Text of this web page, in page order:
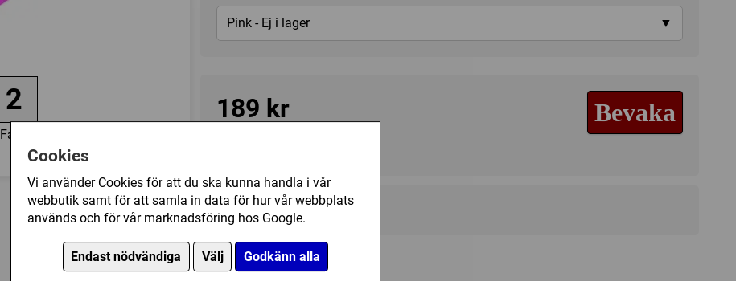
Cookies
Vi använder Cookies för att du ska kunna handla i vår
webbutik samt för att samla in data för hur vår webbplats
används och för vår marknadsföring hos Google.
Endast nödvändiga Välj Godkänn alla
2
Fade
Pink - Ej i lager ▼
189 kr Bevaka
Kategori(er):Fairway Driver